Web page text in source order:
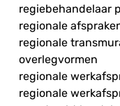
regiebehandelaar
regionale
regionale
overlegvormen
regionale
regionale